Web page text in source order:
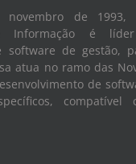
novembro de 1993,
Informação é
software de gestão,
atua no ramo das
de
compatível